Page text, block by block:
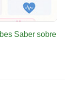
Saber sobre